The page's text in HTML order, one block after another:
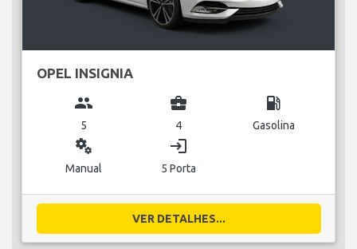
OPEL INSIGNIA
group
5
business_center
4
local_gas_station
Gasolina
miscellaneous_services
Manual
login
5 Porta
VER DETALHES...